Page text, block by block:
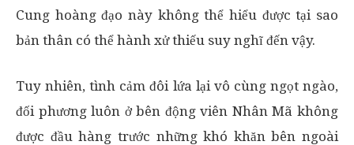
Cung hoàng đạo này không thể hiểu được tại sao
bản thân có thể hành xử thiếu suy nghĩ đến vậy.
Tuy nhiên, tình cảm đôi lứa lại vô cùng ngọt ngào,
đối phương luôn ở bên động viên Nhân Mã không
được đầu hàng trước những khó khăn bên ngoài